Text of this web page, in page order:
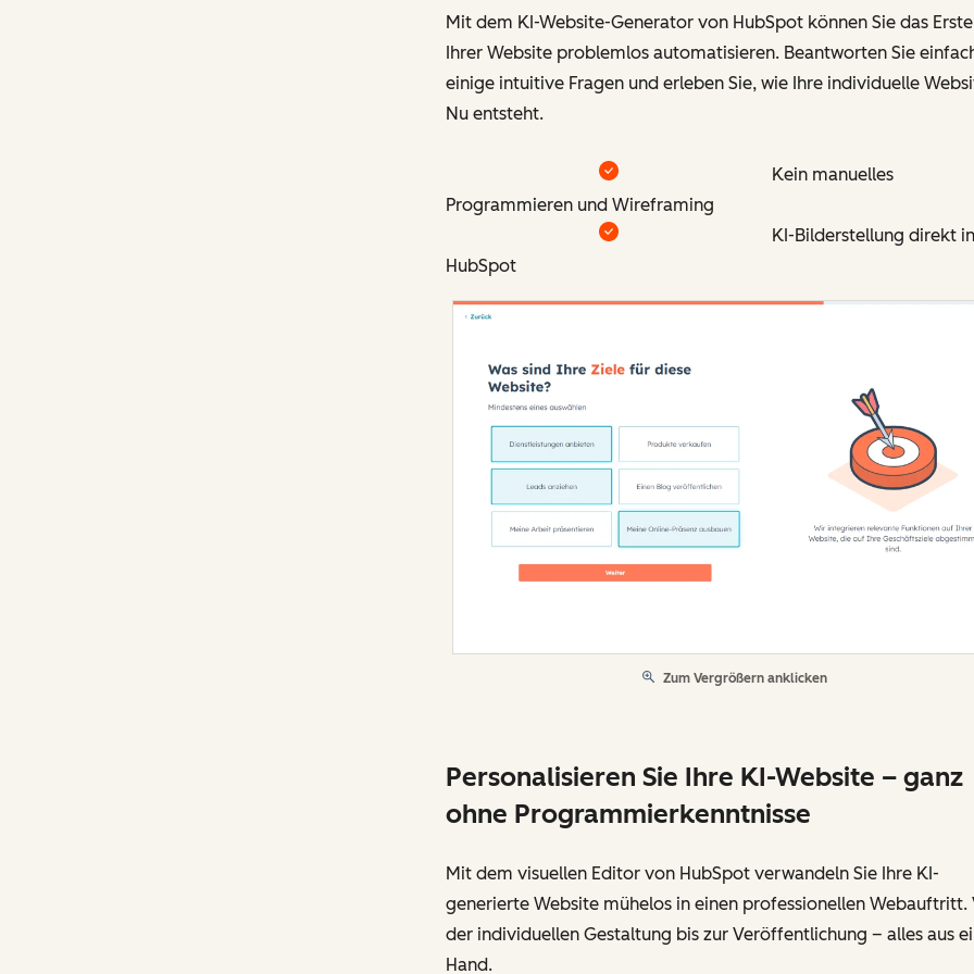
Mit dem KI-Website-Generator von HubSpot können Sie das
Ihrer Website problemlos automatisieren. Beantworten Sie
einige intuitive Fragen und erleben Sie, wie Ihre individuelle
Nu entsteht.
Kein manuelles
Programmieren und Wireframing
KI-Bilderstellung direkt in
HubSpot
Zum Vergrößern anklicken
Personalisieren Sie Ihre KI-Website – ganz
ohne Programmierkenntnisse
Mit dem visuellen Editor von HubSpot verwandeln Sie Ihre KI-
generierte Website mühelos in einen professionellen Webauftritt.
der individuellen Gestaltung bis zur Veröffentlichung – alles aus
Hand.